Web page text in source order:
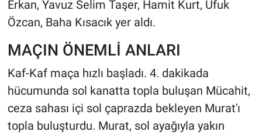
Erkan, Yavuz Selim Taşer, Hamit Kurt, Ufuk
Özcan, Baha Kısacık yer aldı.
MAÇIN ÖNEMLİ ANLARI
Kaf-Kaf maça hızlı başladı. 4. dakikada
hücumunda sol kanatta topla buluşan Mücahit,
ceza sahası içi sol çaprazda bekleyen Murat'ı
topla buluşturdu. Murat, sol ayağıyla yakın